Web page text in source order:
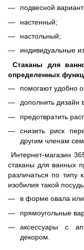
подвесной
настенный;
настольный;
индивидуальные
Стаканы для
определенных
помогают удобно
дополнить дизайн
предотвратить
снизить риск
другим членам
Интернет-магазин
стаканы для ванных
различаться по
изобилия такой
в форме овала или
прямоугольные
аксессуары с
декором.